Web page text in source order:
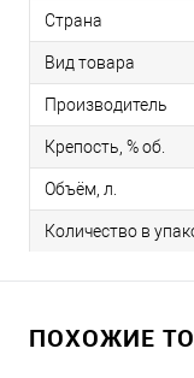
Страна
Вид товара
Производитель
Крепость, % об.
Объём, л.
Количество в
ПОХОЖИЕ